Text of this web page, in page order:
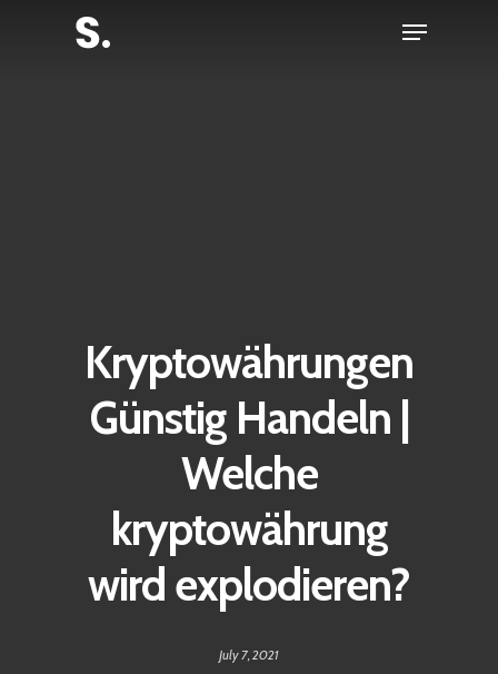
Menu
Kryptowährungen
Günstig Handeln |
Welche
kryptowährung
wird explodieren?
July 7, 2021